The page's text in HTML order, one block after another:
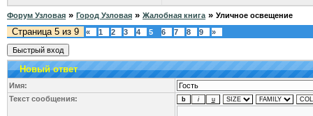
Форум Узловая » Город Узловая » Жалобная книга » Уличное освещение
Страница 5 из 9 « 1 2 3 4 5 6 7 8 9 »
Новый ответ
Имя:
Текст сообщения: